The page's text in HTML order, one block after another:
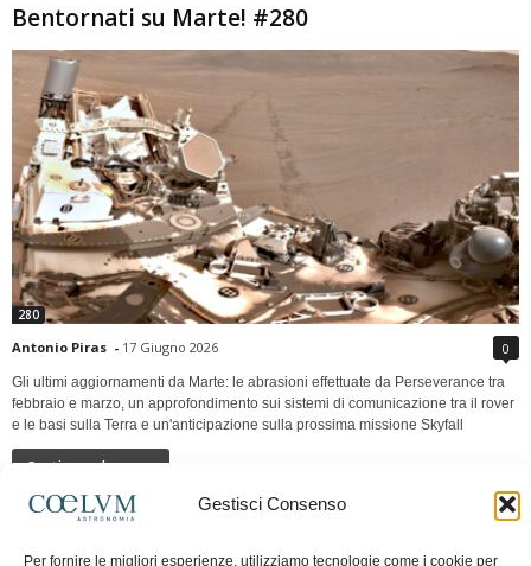
Gestisci Consenso
Per fornire le migliori esperienze, utilizziamo tecnologie come i cookie per
Bentornati su Marte! #280
280
Antonio Piras - 17 Giugno 2026 0
Gli ultimi aggiornamenti da Marte: le abrasioni effettuate da Perseverance tra
febbraio e marzo, un approfondimento sui sistemi di comunicazione tra il rover
e le basi sulla Terra e un'anticipazione sulla prossima missione Skyfall
Continua a leggere